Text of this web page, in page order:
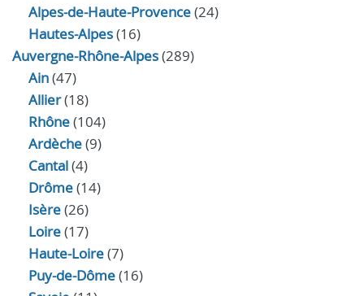
Alpes-de-Haute-Provence(24)
Hautes-Alpes(16)
Auvergne-Rhône-Alpes(289)
Ain(47)
Allier(18)
Rhône(104)
Ardèche(9)
Cantal(4)
Drôme(14)
Isère(26)
Loire(17)
Haute-Loire(7)
Puy-de-Dôme(16)